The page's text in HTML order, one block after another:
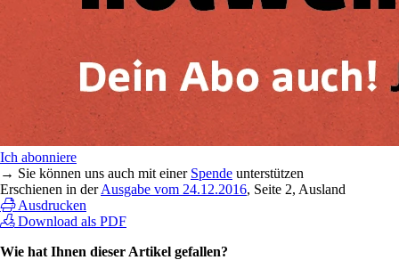
Ich abonniere
→ Sie können uns auch mit einer Spende unterstützen
Erschienen in derAusgabe vom 24.12.2016, Seite 2, Ausland
Ausdrucken
Download als PDF
Wie hat Ihnen dieser Artikel gefallen?